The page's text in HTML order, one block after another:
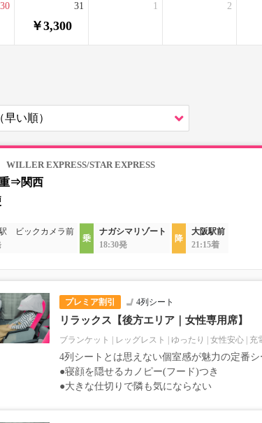
30
￥3,300
31 1 2
WILLER EXPRESS/STAR EXPRESS
⇒関西
ビックカメラ前
ナガシマリゾート
18:30発
大阪駅前
21:15着
プレミア割引 4列シート
リラックス【後方エリア｜女性専用席】
ブランケット レッグレスト ゆったり 女性安心 充
4列シートとは思えない個室感が魅力の定番シ
●寝顔を隠せるカノピー(フード)つき
●大きな仕切りで隣も気にならない